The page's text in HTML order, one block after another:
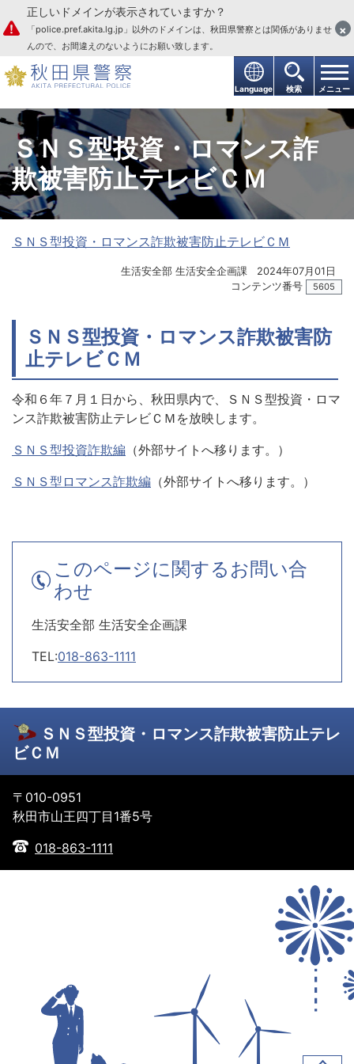
本文へ
Language 検索 メニュー
正しいドメインが表示されていますか？
「police.pref.akita.lg.jp」以外のドメインは、秋田県警察とは関係がありませ
んので、お間違えのないようにお願い致します。
×
ＳＮＳ型投資・ロマンス詐
欺被害防止テレビＣＭ
ＳＮＳ型投資・ロマンス詐欺被害防止テレビＣＭ
生活安全部 生活安全企画課
2024年07月01日
コンテンツ番号
5605
ＳＮＳ型投資・ロマンス詐欺被害防
止テレビＣＭ
令和６年７月１日から、秋田県内で、ＳＮＳ型投資・ロマ
ンス詐欺被害防止テレビＣＭを放映します。
ＳＮＳ型投資詐欺編 （外部サイトへ移ります。）
ＳＮＳ型ロマンス詐欺編 （外部サイトへ移ります。）
このページに関するお問い合
わせ
生活安全部 生活安全企画課
TEL:018-863-1111
ＳＮＳ型投資・ロマンス詐欺被害防止テレ
ビＣＭ
〒010-0951
秋田市山王四丁目1番5号
018-863-1111